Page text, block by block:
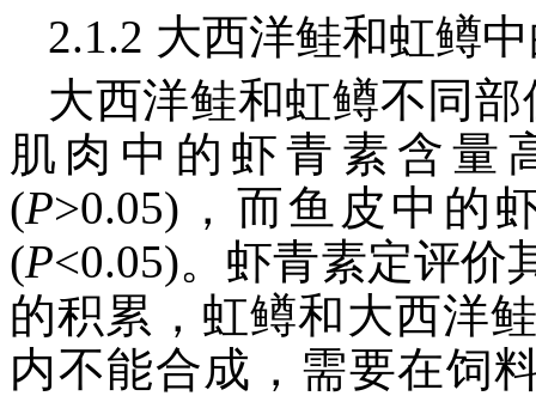
2.1.2 大西洋鲑和虹鳟
大西洋鲑和虹鳟不同
肌肉中的虾青素含量
(P>0.05)，而鱼皮中的
(P<0.05)。虾青素定评价
的积累，虹鳟和大西洋
内不能合成，需要在饲